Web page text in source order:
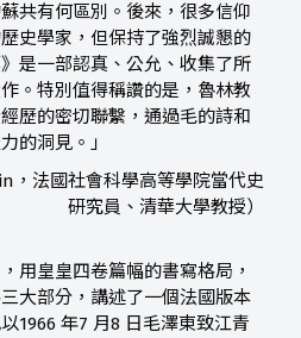
共有何區別。後來，很多信仰
史學家，但保持了強烈誠懇的
是一部認真、公允、收集了所
。特別值得稱讚的是，魯林教
歷的密切聯繫，通過毛的詩和
的洞見。」
法國社會科學高等學院當代史
研究員、清華大學教授）
用皇皇四卷篇幅的書寫格局，
大部分，講述了一個法國版本
1966 年7 月8 日毛澤東致江青